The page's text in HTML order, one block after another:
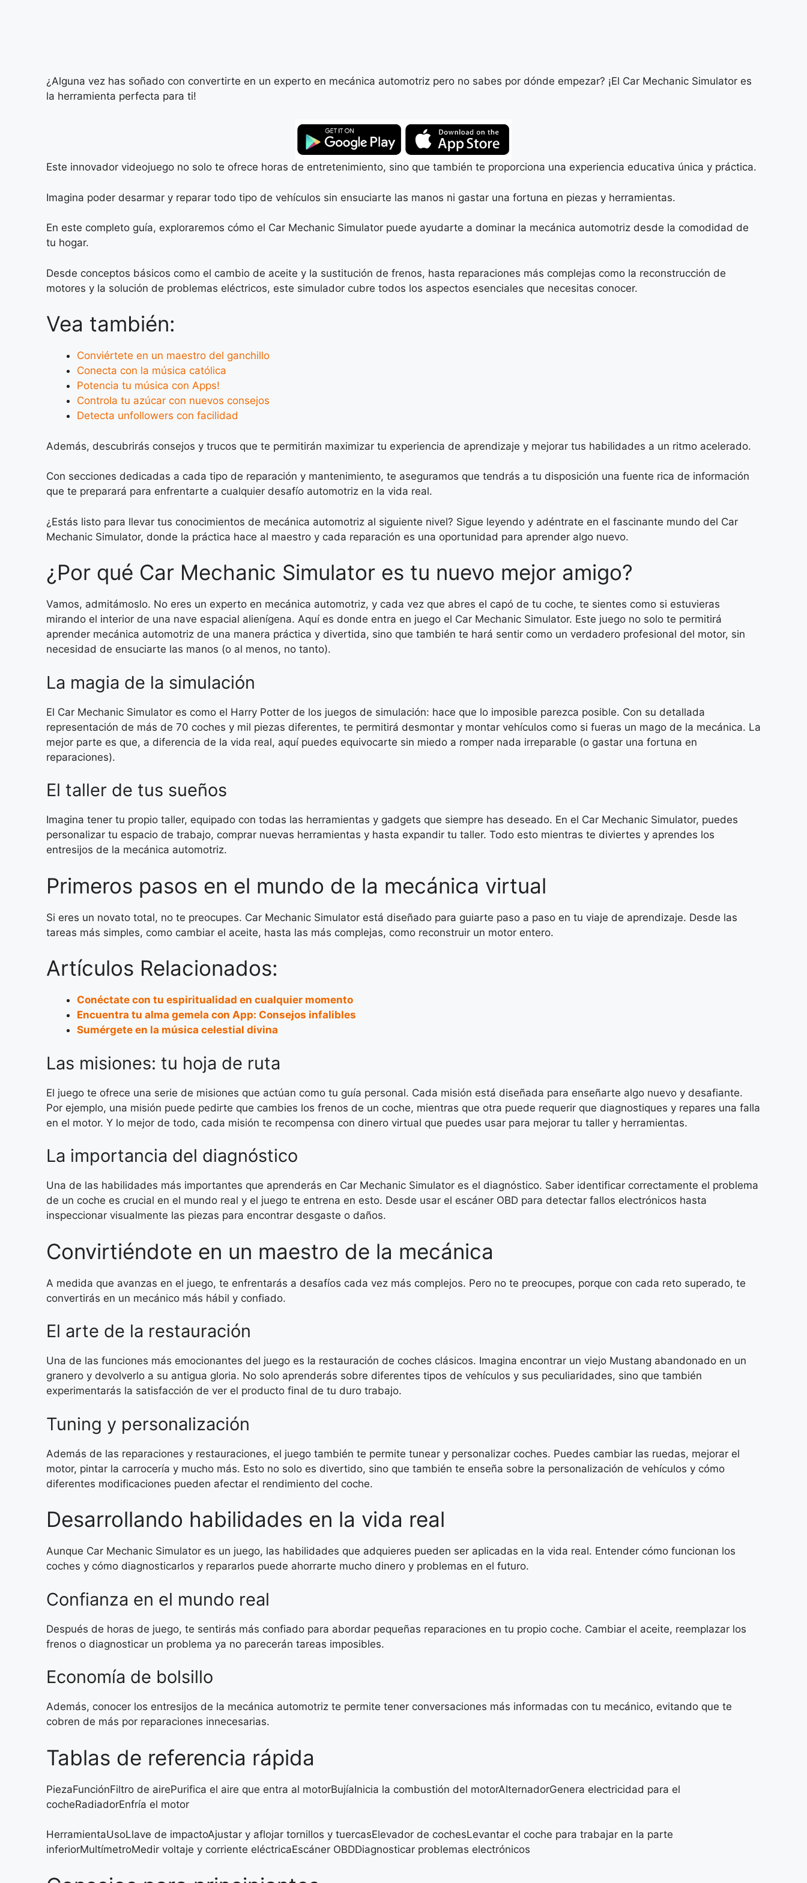
¿Alguna vez has soñado con convertirte en un experto en mecánica automotriz pero no sabes por dónde empezar? ¡El Car Mechanic Simulator es
la herramienta perfecta para ti!
Este innovador videojuego no solo te ofrece horas de entretenimiento, sino que también te proporciona una experiencia educativa única y práctica.
Imagina poder desarmar y reparar todo tipo de vehículos sin ensuciarte las manos ni gastar una fortuna en piezas y herramientas.
En este completo guía, exploraremos cómo el Car Mechanic Simulator puede ayudarte a dominar la mecánica automotriz desde la comodidad de
tu hogar.
Desde conceptos básicos como el cambio de aceite y la sustitución de frenos, hasta reparaciones más complejas como la reconstrucción de
motores y la solución de problemas eléctricos, este simulador cubre todos los aspectos esenciales que necesitas conocer.
Vea también:
Conviértete en un maestro del ganchillo
Conecta con la música católica
Potencia tu música con Apps!
Controla tu azúcar con nuevos consejos
Detecta unfollowers con facilidad
Además, descubrirás consejos y trucos que te permitirán maximizar tu experiencia de aprendizaje y mejorar tus habilidades a un ritmo acelerado.
Con secciones dedicadas a cada tipo de reparación y mantenimiento, te aseguramos que tendrás a tu disposición una fuente rica de información
que te preparará para enfrentarte a cualquier desafío automotriz en la vida real.
¿Estás listo para llevar tus conocimientos de mecánica automotriz al siguiente nivel? Sigue leyendo y adéntrate en el fascinante mundo del Car
Mechanic Simulator, donde la práctica hace al maestro y cada reparación es una oportunidad para aprender algo nuevo.
¿Por qué Car Mechanic Simulator es tu nuevo mejor amigo?
Vamos, admitámoslo. No eres un experto en mecánica automotriz, y cada vez que abres el capó de tu coche, te sientes como si estuvieras
mirando el interior de una nave espacial alienígena. Aquí es donde entra en juego el Car Mechanic Simulator. Este juego no solo te permitirá
aprender mecánica automotriz de una manera práctica y divertida, sino que también te hará sentir como un verdadero profesional del motor, sin
necesidad de ensuciarte las manos (o al menos, no tanto).
La magia de la simulación
El Car Mechanic Simulator es como el Harry Potter de los juegos de simulación: hace que lo imposible parezca posible. Con su detallada
representación de más de 70 coches y mil piezas diferentes, te permitirá desmontar y montar vehículos como si fueras un mago de la mecánica. La
mejor parte es que, a diferencia de la vida real, aquí puedes equivocarte sin miedo a romper nada irreparable (o gastar una fortuna en
reparaciones).
El taller de tus sueños
Imagina tener tu propio taller, equipado con todas las herramientas y gadgets que siempre has deseado. En el Car Mechanic Simulator, puedes
personalizar tu espacio de trabajo, comprar nuevas herramientas y hasta expandir tu taller. Todo esto mientras te diviertes y aprendes los
entresijos de la mecánica automotriz.
Primeros pasos en el mundo de la mecánica virtual
Si eres un novato total, no te preocupes. Car Mechanic Simulator está diseñado para guiarte paso a paso en tu viaje de aprendizaje. Desde las
tareas más simples, como cambiar el aceite, hasta las más complejas, como reconstruir un motor entero.
Artículos Relacionados:
Conéctate con tu espiritualidad en cualquier momento
Encuentra tu alma gemela con App: Consejos infalibles
Sumérgete en la música celestial divina
Las misiones: tu hoja de ruta
El juego te ofrece una serie de misiones que actúan como tu guía personal. Cada misión está diseñada para enseñarte algo nuevo y desafiante.
Por ejemplo, una misión puede pedirte que cambies los frenos de un coche, mientras que otra puede requerir que diagnostiques y repares una falla
en el motor. Y lo mejor de todo, cada misión te recompensa con dinero virtual que puedes usar para mejorar tu taller y herramientas.
La importancia del diagnóstico
Una de las habilidades más importantes que aprenderás en Car Mechanic Simulator es el diagnóstico. Saber identificar correctamente el problema
de un coche es crucial en el mundo real y el juego te entrena en esto. Desde usar el escáner OBD para detectar fallos electrónicos hasta
inspeccionar visualmente las piezas para encontrar desgaste o daños.
Convirtiéndote en un maestro de la mecánica
A medida que avanzas en el juego, te enfrentarás a desafíos cada vez más complejos. Pero no te preocupes, porque con cada reto superado, te
convertirás en un mecánico más hábil y confiado.
El arte de la restauración
Una de las funciones más emocionantes del juego es la restauración de coches clásicos. Imagina encontrar un viejo Mustang abandonado en un
granero y devolverlo a su antigua gloria. No solo aprenderás sobre diferentes tipos de vehículos y sus peculiaridades, sino que también
experimentarás la satisfacción de ver el producto final de tu duro trabajo.
Tuning y personalización
Además de las reparaciones y restauraciones, el juego también te permite tunear y personalizar coches. Puedes cambiar las ruedas, mejorar el
motor, pintar la carrocería y mucho más. Esto no solo es divertido, sino que también te enseña sobre la personalización de vehículos y cómo
diferentes modificaciones pueden afectar el rendimiento del coche.
Desarrollando habilidades en la vida real
Aunque Car Mechanic Simulator es un juego, las habilidades que adquieres pueden ser aplicadas en la vida real. Entender cómo funcionan los
coches y cómo diagnosticarlos y repararlos puede ahorrarte mucho dinero y problemas en el futuro.
Confianza en el mundo real
Después de horas de juego, te sentirás más confiado para abordar pequeñas reparaciones en tu propio coche. Cambiar el aceite, reemplazar los
frenos o diagnosticar un problema ya no parecerán tareas imposibles.
Economía de bolsillo
Además, conocer los entresijos de la mecánica automotriz te permite tener conversaciones más informadas con tu mecánico, evitando que te
cobren de más por reparaciones innecesarias.
Tablas de referencia rápida
PiezaFunciónFiltro de airePurifica el aire que entra al motorBujíaInicia la combustión del motorAlternadorGenera electricidad para el
cocheRadiadorEnfría el motor
HerramientaUsoLlave de impactoAjustar y aflojar tornillos y tuercasElevador de cochesLevantar el coche para trabajar en la parte
inferiorMultímetroMedir voltaje y corriente eléctricaEscáner OBDDiagnosticar problemas electrónicos